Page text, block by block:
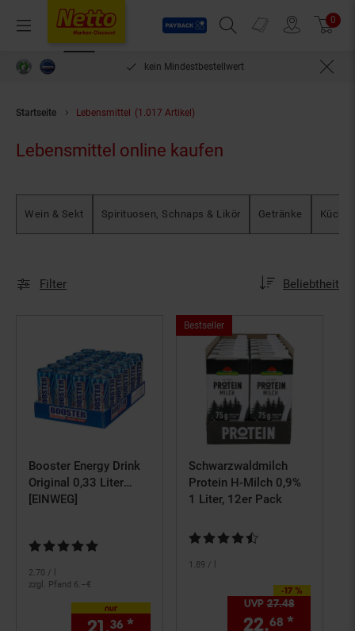
Menü
Payback
Suchfeld einblenden
Prospekte 0
PAYBACK °Punkte sammeln & einlösen
Startseite Lebensmittel (1.017 Artikel)
Lebensmittel online kaufen
Wein & Sekt Spirituosen, Schnaps & Likör Getränke
Filter Sortierung:
Beliebtheit
Booster Energy Drink
Original 0,33 Liter
Dose, 24er Pack
[EINWEG]
Kundenbewertung: 4,83 von 5 Sternen
2.70 / l
zzgl. Pfand 6.–€
nur
36
Schwarzwaldmilch
Protein H-Milch 0,9%
1 Liter, 12er Pack
Kundenbewertung: 4,59 von 5
1.89 / l
-17 %
Sie Sparen 17 Prozent,
UVP27.48UVP : 27,
22.68 *
BestsellerBestseller,
Kategorie
Drogerie